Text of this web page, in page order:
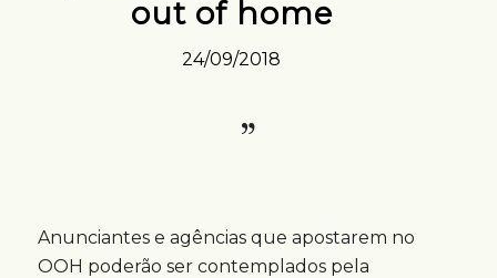
out of home
24/09/2018
Anunciantes e agências que apostarem no
OOH poderão ser contemplados pela